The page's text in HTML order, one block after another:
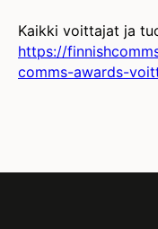
Kaikki voittajat ja
https://
comms-awards-